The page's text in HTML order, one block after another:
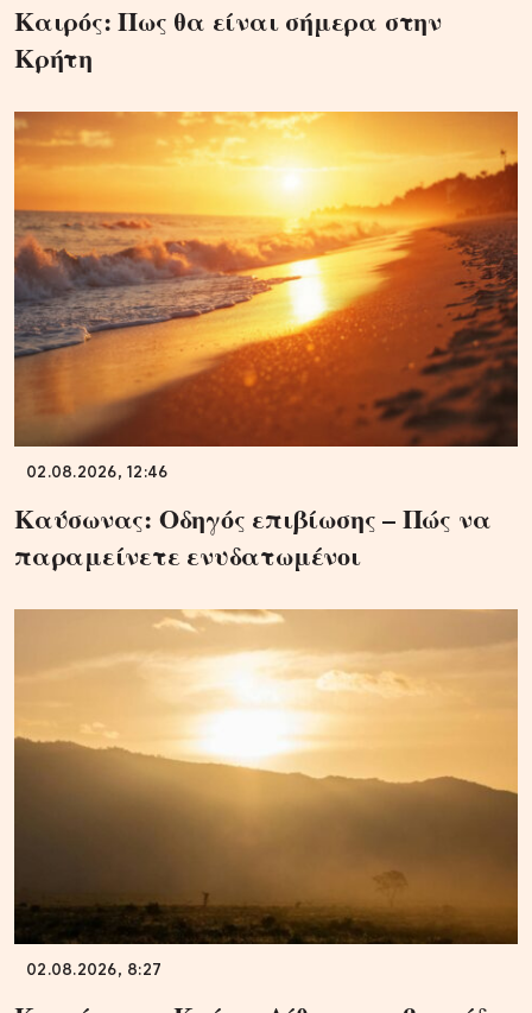
Καιρός: Πως θα είναι σήμερα στην
Κρήτη
02.08.2026, 12:46
Καύσωνας: Οδηγός επιβίωσης – Πώς να
παραμείνετε ενυδατωμένοι
02.08.2026, 8:27